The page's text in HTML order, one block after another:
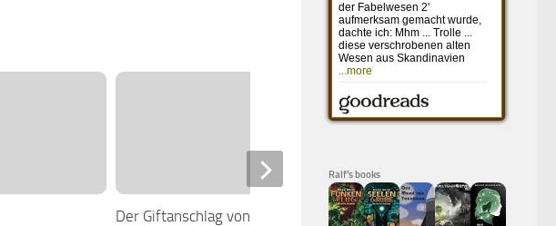
Der Giftanschlag von Salisbury Running Point
Ralf's books